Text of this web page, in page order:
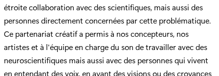
étroite collaboration avec des scientifiques, mais aussi des
personnes directement concernées par cette problématique.
Ce partenariat créatif a permis à nos concepteurs, nos
artistes et à l'équipe en charge du son de travailler avec des
neuroscientifiques mais aussi avec des personnes qui vivent
en entendant des voix, en ayant des visions ou des croyances